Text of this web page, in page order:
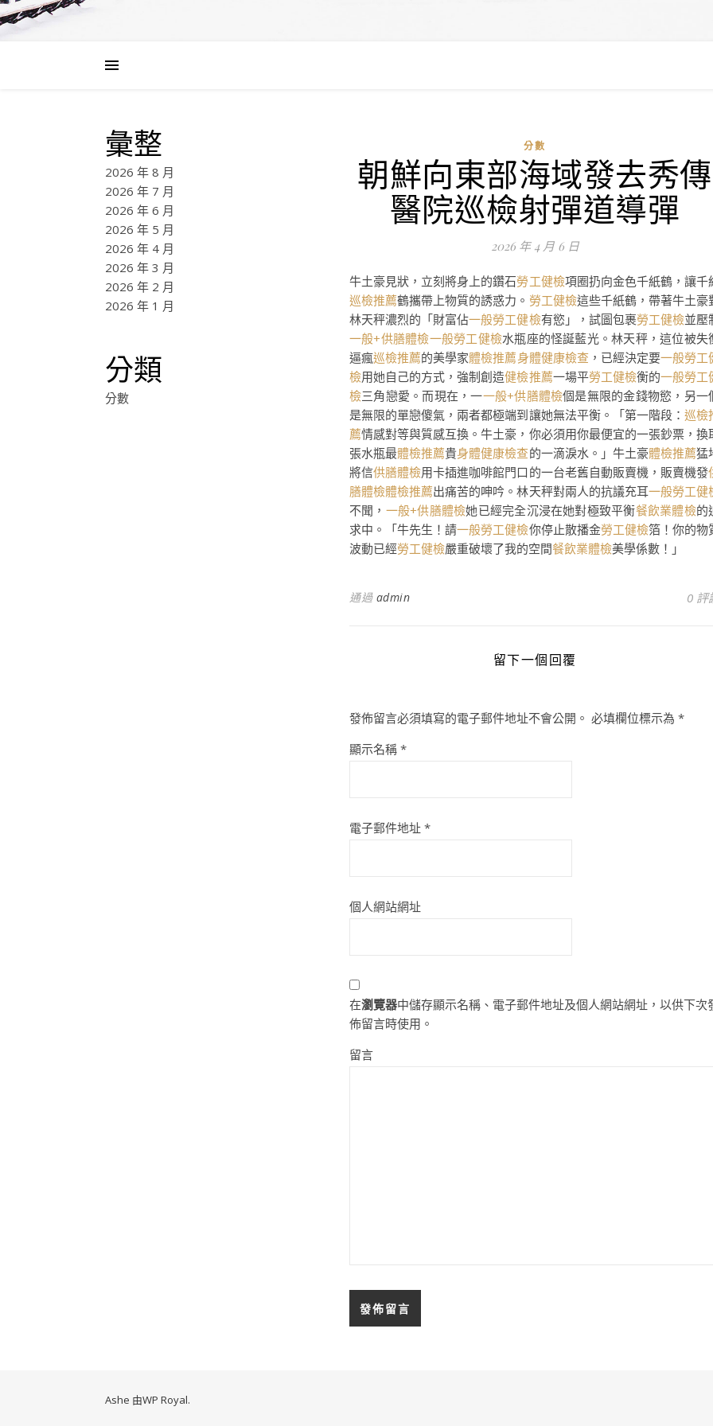
彙整
2026 年 8 月
2026 年 7 月
2026 年 6 月
2026 年 5 月
2026 年 4 月
2026 年 3 月
2026 年 2 月
2026 年 1 月
分類
分數
分數
朝鮮向東部海域發去秀傳
醫院巡檢射彈道導彈
2026 年 4 月 6 日
牛土豪見狀，立刻將身上的鑽石勞工健檢項圈扔向金色千紙鶴，讓千
巡檢推薦鶴攜帶上物質的誘惑力。 勞工健檢這些千紙鶴，帶著牛土豪
林天秤濃烈的「財富佔一般勞工健檢有慾」，試圖包裹勞工健檢並壓
一般+供膳體檢一般勞工健檢水瓶座的怪誕藍光。林天秤，這位被失
逼瘋巡檢推薦的美學家體檢推薦身體健康檢查，已經決定要一般勞工
檢用她自己的方式，強制創造健檢推薦一場平勞工健檢衡的一般勞工
檢三角戀愛。而現在，一一般+供膳體檢個是無限的金錢物慾，另一
是無限的單戀傻氣，兩者都極端到讓她無法平衡。「第一階段： 巡檢
薦情感對等與質感互換。牛土豪，你必須用你最便宜的一張鈔票，換
張水瓶最體檢推薦貴身體健康檢查的一滴淚水。」牛土豪體檢推薦猛
將信供膳體檢用卡插進咖啡館門口的一台老舊自動販賣機，販賣機發
膳體檢體檢推薦出痛苦的呻吟。林天秤對兩人的抗議充耳一般勞工健
不聞， 一般+供膳體檢她已經完全沉浸在她對極致平衡餐飲業體檢的
求中。「牛先生！請一般勞工健檢你停止散播金勞工健檢箔！你的物
波動已經勞工健檢嚴重破壞了我的空間餐飲業體檢美學係數！」
通過 admin 0 評
留下一個回覆
發佈留言必須填寫的電子郵件地址不會公開。 必填欄位標示為 *
顯示名稱 *
電子郵件地址 *
個人網站網址
在瀏覽器中儲存顯示名稱、電子郵件地址及個人網站網址，以供下次
佈留言時使用。
留言
Ashe 由WP Royal.